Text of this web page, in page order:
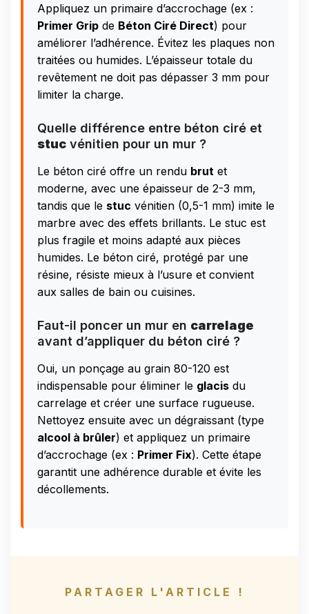
Appliquez un primaire d’accrochage (ex :
Primer Grip de Béton Ciré Direct) pour
améliorer l’adhérence. Évitez les plaques non
traitées ou humides. L’épaisseur totale du
revêtement ne doit pas dépasser 3 mm pour
limiter la charge.
Quelle différence entre béton ciré et
stuc vénitien pour un mur ?
Le béton ciré offre un rendu brut et
moderne, avec une épaisseur de 2-3 mm,
tandis que le stuc vénitien (0,5-1 mm) imite le
marbre avec des effets brillants. Le stuc est
plus fragile et moins adapté aux pièces
humides. Le béton ciré, protégé par une
résine, résiste mieux à l’usure et convient
aux salles de bain ou cuisines.
Faut-il poncer un mur en carrelage
avant d’appliquer du béton ciré ?
Oui, un ponçage au grain 80-120 est
indispensable pour éliminer le glacis du
carrelage et créer une surface rugueuse.
Nettoyez ensuite avec un dégraissant (type
alcool à brûler) et appliquez un primaire
d’accrochage (ex : Primer Fix). Cette étape
garantit une adhérence durable et évite les
décollements.
PARTAGER L'ARTICLE !